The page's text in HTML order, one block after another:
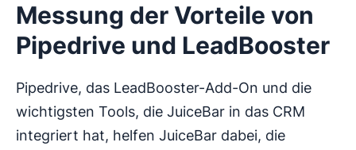
Messung der Vorteile von
Pipedrive und LeadBooster
Pipedrive, das LeadBooster-Add-On und die
wichtigsten Tools, die JuiceBar in das CRM
integriert hat, helfen JuiceBar dabei, die